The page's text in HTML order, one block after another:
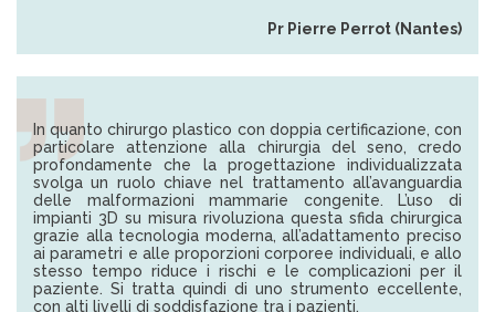
Pr Pierre Perrot (Nantes)
In quanto chirurgo plastico con doppia certificazione, con
particolare attenzione alla chirurgia del seno, credo
profondamente che la progettazione individualizzata
svolga un ruolo chiave nel trattamento all’avanguardia
delle malformazioni mammarie congenite. L’uso di
impianti 3D su misura rivoluziona questa sfida chirurgica
grazie alla tecnologia moderna, all’adattamento preciso
ai parametri e alle proporzioni corporee individuali, e allo
stesso tempo riduce i rischi e le complicazioni per il
paziente. Si tratta quindi di uno strumento eccellente,
con alti livelli di soddisfazione tra i pazienti.